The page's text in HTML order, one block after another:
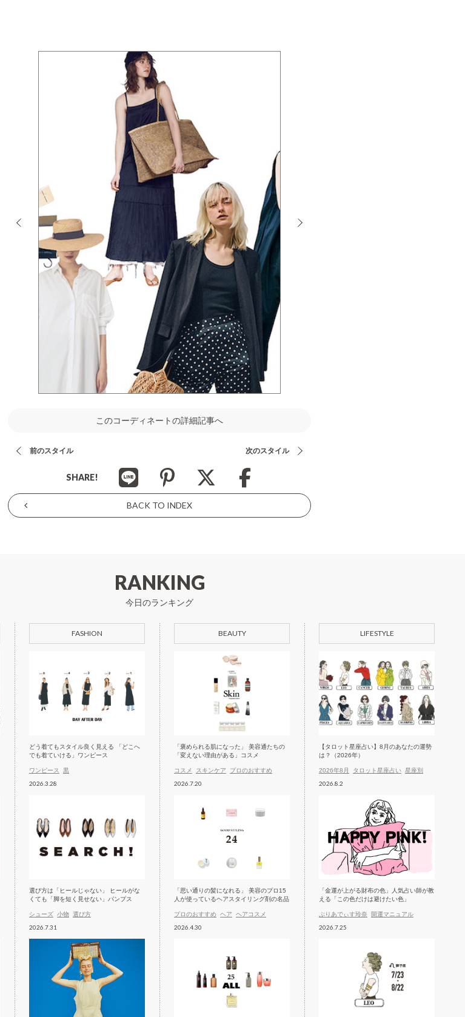
このコーディネートの詳細記事へ
前のスタイル 次のスタイル
SHARE!
BACK TO INDEX
RANKING
今日のランキング
FASHION
どう着てもスタイル良く見える 「どこへ
でも着ていける」ワンピース
ワンピース 黒
2026.3.28
選び方は「ヒールじゃない」 ヒールがな
くても「脚を短く見せない」パンプス
シューズ 小物 選び方
2026.7.31
BEAUTY
「褒められる肌になった」 美容通たちの
「変えない理由がある」コスメ
コスメ スキンケア プロのおすすめ
2026.7.20
「思い通りの髪になれる」 美容のプロ15
人が使っているヘアスタイリング剤の名品
プロのおすすめ ヘア ヘアコスメ
2026.4.30
LIFESTYLE
【タロット星座占い】8月のあなたの運勢
は？（2026年）
2026年8月 タロット星座占い 星座別
2026.8.2
「金運が上がる財布の色」人気占い師が教
える「この色だけは避けたい色」
ぷりあでぃす玲奈 開運マニュアル
2026.7.25